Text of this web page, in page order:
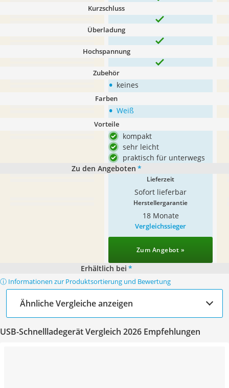
Kurzschluss
Überladung
Hochspannung
Zubehör
• keines
Farben
• Weiß
Vorteile
kompakt
sehr leicht
praktisch für unterwegs
Zu den Angeboten *
Lieferzeit
Sofort lieferbar
Herstellergarantie
18 Monate
Vergleichssieger
Zum Angebot »
Erhältlich bei *
ⓘ Informationen zur Produktsortierung und Bewertung
Ähnliche Vergleiche anzeigen
USB-Schnellladegerät Vergleich 2026 Empfehlungen